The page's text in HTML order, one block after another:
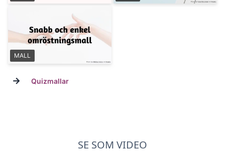
MALL
→ Quizmallar
SE SOM VIDEO